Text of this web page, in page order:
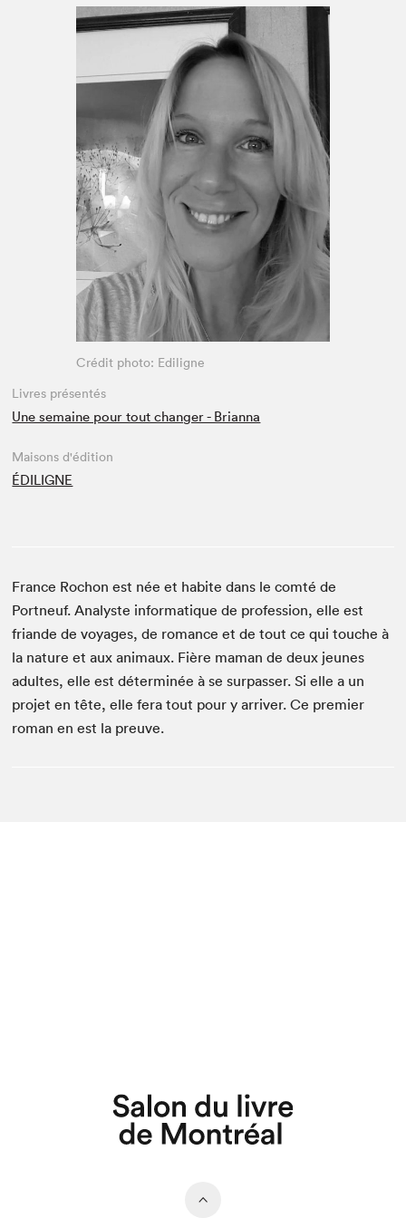
Espace enseignant·e·s
Crédit photo: Ediligne
Livres présentés
Une semaine pour tout changer - Brianna
Maisons d'édition
ÉDILIGNE
France Rochon est née et habite dans le comté de
Portneuf. Analyste informatique de profession, elle est
friande de voyages, de romance et de tout ce qui touche à
la nature et aux animaux. Fière maman de deux jeunes
adultes, elle est déterminée à se surpasser. Si elle a un
projet en tête, elle fera tout pour y arriver. Ce premier
roman en est la preuve.